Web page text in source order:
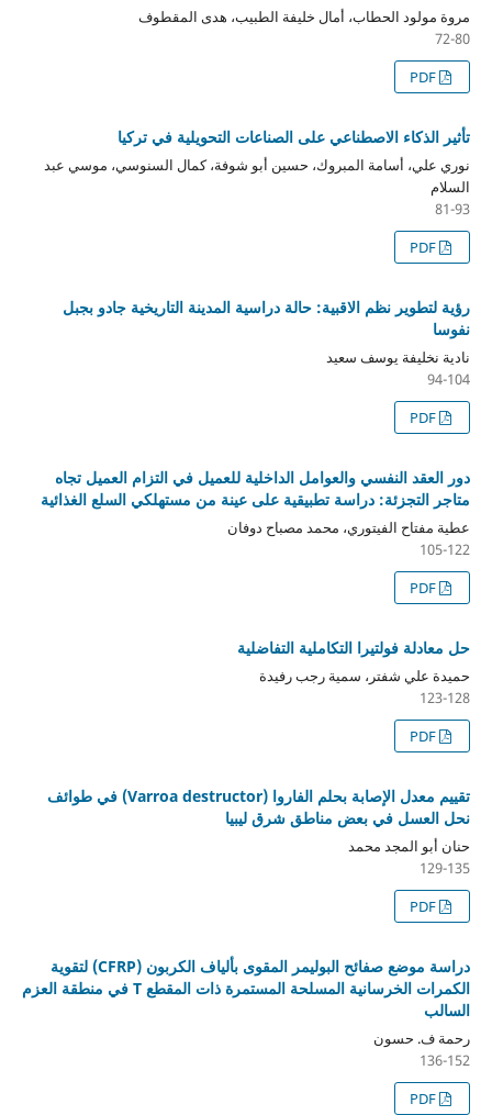
مروة مولود الحطاب، أمال خليفة الطبيب، هدى المقطوف
72-80
PDF
تأثير الذكاء الاصطناعي على الصناعات التحويلية في تركيا
نوري علي، أسامة المبروك، حسين أبو شوفة، كمال السنوسي، موسي عبد
السلام
81-93
PDF
رؤية لتطوير نظم الاقبية: حالة دراسية المدينة التاريخية جادو بجبل
نفوسا
نادية نخليفة يوسف سعيد
94-104
PDF
دور العقد النفسي والعوامل الداخلية للعميل في التزام العميل تجاه
متاجر التجزئة: دراسة تطبيقية على عينة من مستهلكي السلع الغذائية
عطية مفتاح الفيتوري، محمد مصباح دوفان
105-122
PDF
حل معادلة فولتيرا التكاملية التفاضلية
حميدة علي شفتر، سمية رجب رفيدة
123-128
PDF
تقييم معدل الإصابة بحلم الفاروا (Varroa destructor) في طوائف
نحل العسل في بعض مناطق شرق ليبيا
حنان أبو المجد محمد
129-135
PDF
دراسة موضع صفائح البوليمر المقوى بألياف الكربون (CFRP) لتقوية
الكمرات الخرسانية المسلحة المستمرة ذات المقطع T في منطقة العزم
السالب
رحمة ف. حسون
136-152
PDF